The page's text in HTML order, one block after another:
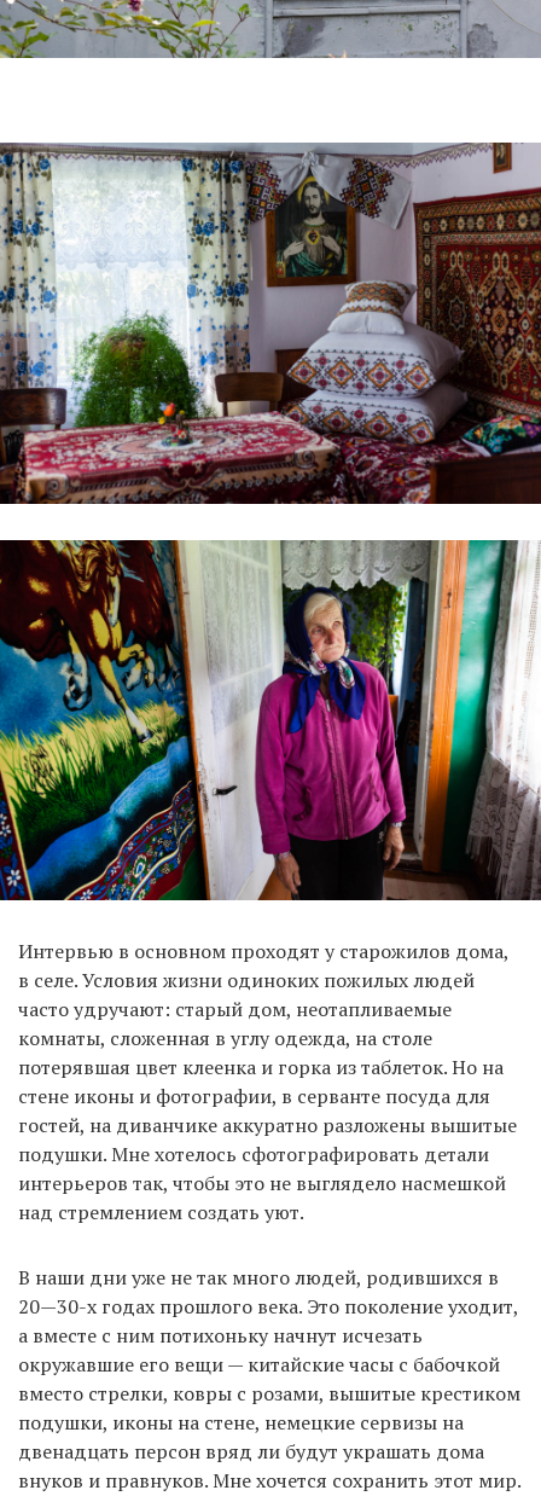
Интервью в основном проходят у старожилов дома,
в селе. Условия жизни одиноких пожилых людей
часто удручают: старый дом, неотапливаемые
комнаты, сложенная в углу одежда, на столе
потерявшая цвет клеенка и горка из таблеток. Но на
стене иконы и фотографии, в серванте посуда для
гостей, на диванчике аккуратно разложены вышитые
подушки. Мне хотелось сфотографировать детали
интерьеров так, чтобы это не выглядело насмешкой
над стремлением создать уют.
В наши дни уже не так много людей, родившихся в
20—30-х годах прошлого века. Это поколение уходит,
а вместе с ним потихоньку начнут исчезать
окружавшие его вещи — китайские часы с бабочкой
вместо стрелки, ковры с розами, вышитые крестиком
подушки, иконы на стене, немецкие сервизы на
двенадцать персон вряд ли будут украшать дома
внуков и правнуков. Мне хочется сохранить этот мир.